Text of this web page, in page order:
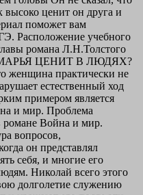
высоко ценит он друга и
поможет вам
Расположение учебного
романа Л.Н.Толстого
ЦЕНИТ В ЛЮДЯХ?
женщина практически не
естественный ход
примером является
и мир. Проблема
романе Война и мир.
вопросов,
он представлял
себя, и многие его
Николай всего этого
долголетие служению